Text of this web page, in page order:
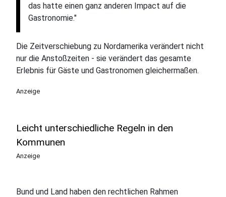
das hatte einen ganz anderen Impact auf die
Gastronomie."
Die Zeitverschiebung zu Nordamerika verändert nicht
nur die Anstoßzeiten - sie verändert das gesamte
Erlebnis für Gäste und Gastronomen gleichermaßen.
Anzeige
Leicht unterschiedliche Regeln in den
Kommunen
Anzeige
Bund und Land haben den rechtlichen Rahmen